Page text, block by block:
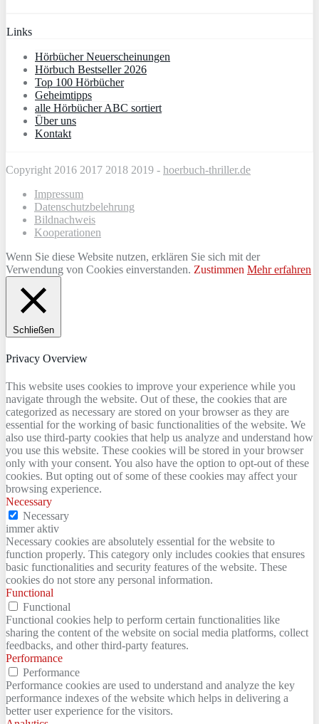
Links
Hörbücher Neuerscheinungen
Hörbuch Bestseller 2026
Top 100 Hörbücher
Geheimtipps
alle Hörbücher ABC sortiert
Über uns
Kontakt
Copyright 2016 2017 2018 2019 - hoerbuch-thriller.de
Impressum
Datenschutzbelehrung
Bildnachweis
Kooperationen
Wenn Sie diese Website nutzen, erklären Sie sich mit der
Verwendung von Cookies einverstanden. Zustimmen Mehr erfahren
Schließen
Privacy Overview
This website uses cookies to improve your experience while you
navigate through the website. Out of these, the cookies that are
categorized as necessary are stored on your browser as they are
essential for the working of basic functionalities of the website. We
also use third-party cookies that help us analyze and understand how
you use this website. These cookies will be stored in your browser
only with your consent. You also have the option to opt-out of these
cookies. But opting out of some of these cookies may affect your
browsing experience.
Necessary
Necessary
immer aktiv
Necessary cookies are absolutely essential for the website to
function properly. This category only includes cookies that ensures
basic functionalities and security features of the website. These
cookies do not store any personal information.
Functional
Functional
Functional cookies help to perform certain functionalities like
sharing the content of the website on social media platforms, collect
feedbacks, and other third-party features.
Performance
Performance
Performance cookies are used to understand and analyze the key
performance indexes of the website which helps in delivering a
better user experience for the visitors.